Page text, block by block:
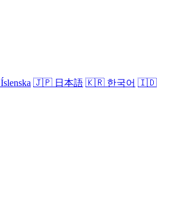
Íslenska 🇯🇵 日本語 🇰🇷 한국어 🇮🇩